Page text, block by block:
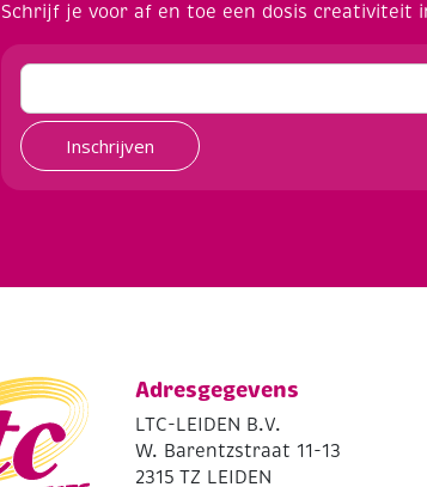
Schrijf je voor af en toe een dosis creativiteit
Inschrijven
Adresgegevens
LTC-LEIDEN B.V.
W. Barentzstraat 11-13
2315 TZ LEIDEN